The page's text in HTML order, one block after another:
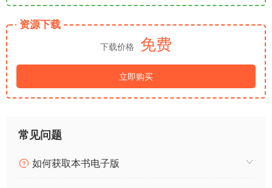
确选择，这是高手和普通人的核心差距
✅ 关键干货：焦虑的本质是“欲望大于能力，又极度缺乏耐心”，
解决焦虑的核心，要么降低不切实际的欲望，要么提升自身能
力，两者并行，才能彻底摆脱焦虑内耗
书里最戳我的一句话，贴在这里时刻警醒自己：“模糊，正是人生
困扰之源。而人生也像是一场消除模糊的比赛，谁的模糊越严
重，谁就越混沌；谁的模糊越轻微，谁就越清醒。”
困惑、焦虑，拆解成具体问题（比如“我焦虑备考”→“焦虑的是记
不住知识点”→“每天花30分钟复盘知识点”），模糊消除了，内耗
自然减少
资源下载
下载价格 免费
立即购买
常见问题
如何获取本书电子版